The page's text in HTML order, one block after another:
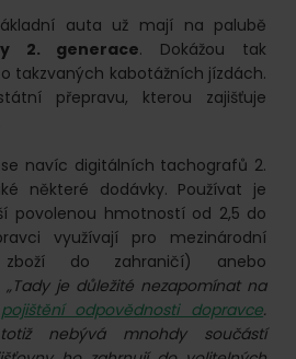
auta už mají na palubě
2. generace. Dokážou tak
takzvaných kabotážních jízdách.
přepravu, kterou zajišťuje
navíc digitálních tachografů 2.
některé dodávky. Používat je
povolenou hmotností od 2,5 do
využívají pro mezinárodní
do zahraničí) anebo
„Tady je důležité nezapomínat na
pojištění odpovědnosti dopravce.
nebývá mnohdy součástí